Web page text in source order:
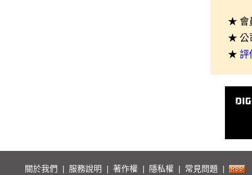
★ 會
★ 公
★ 評
關於我們 服務說明 著作權 隱私權 常見問題